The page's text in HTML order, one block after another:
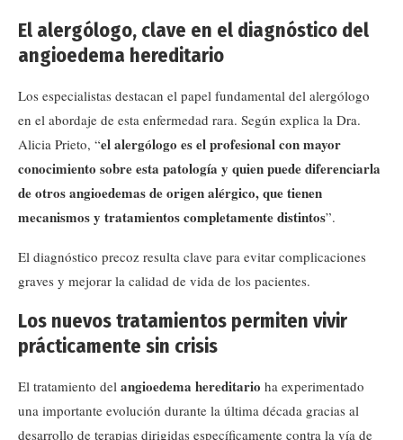
El alergólogo, clave en el diagnóstico del
angioedema hereditario
Los especialistas destacan el papel fundamental del alergólogo
en el abordaje de esta enfermedad rara. Según explica la Dra.
Alicia Prieto, “el alergólogo es el profesional con mayor
conocimiento sobre esta patología y quien puede diferenciarla
de otros angioedemas de origen alérgico, que tienen
mecanismos y tratamientos completamente distintos”.
El diagnóstico precoz resulta clave para evitar complicaciones
graves y mejorar la calidad de vida de los pacientes.
Los nuevos tratamientos permiten vivir
prácticamente sin crisis
El tratamiento del angioedema hereditario ha experimentado
una importante evolución durante la última década gracias al
desarrollo de terapias dirigidas específicamente contra la vía de